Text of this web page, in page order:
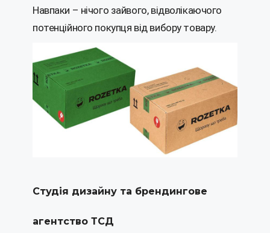
Навпаки – нічого зайвого, відволікаючого
потенційного покупця від вибору товару.
Студія дизайну та брендингове
агентство ТСД